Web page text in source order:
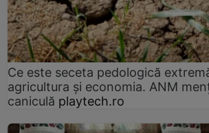
Ce este seceta pedologică
agricultura și economia. ANM
caniculă playtech.ro